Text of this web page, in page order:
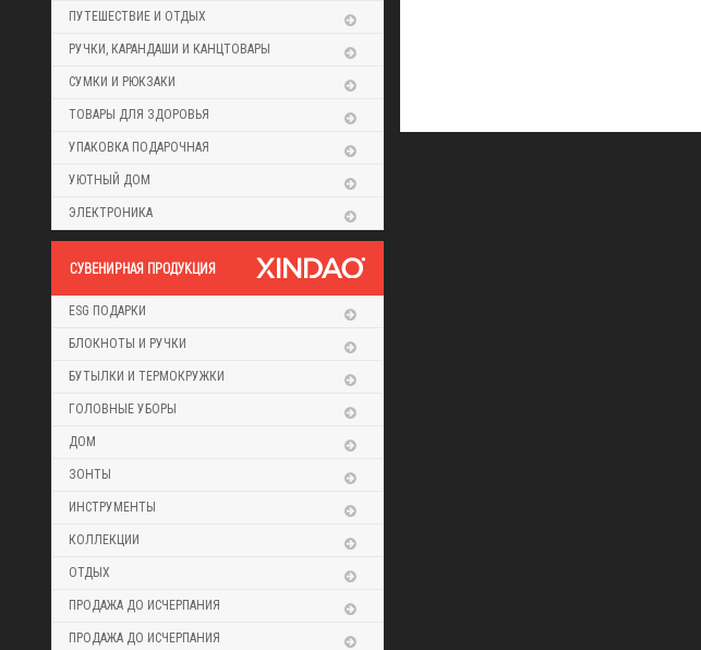
ПУТЕШЕСТВИЕ И ОТДЫХ
РУЧКИ, КАРАНДАШИ И КАНЦТОВАРЫ
СУМКИ И РЮКЗАКИ
ТОВАРЫ ДЛЯ ЗДОРОВЬЯ
УПАКОВКА ПОДАРОЧНАЯ
УЮТНЫЙ ДОМ
ЭЛЕКТРОНИКА
CУВЕНИРНАЯ ПРОДУКЦИЯ
ESG ПОДАРКИ
БЛОКНОТЫ И РУЧКИ
БУТЫЛКИ И ТЕРМОКРУЖКИ
ГОЛОВНЫЕ УБОРЫ
ДОМ
ЗОНТЫ
ИНСТРУМЕНТЫ
КОЛЛЕКЦИИ
ОТДЫХ
ПРОДАЖА ДО ИСЧЕРПАНИЯ
ПРОДАЖА ДО ИСЧЕРПАНИЯ